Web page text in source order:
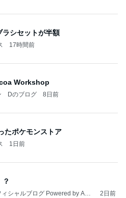
ラシセットが半額
17時間前
Workshop
Dのブログ 8日前
たポケモンストア
1日前
シャルブログ Powered by Ame
2日前